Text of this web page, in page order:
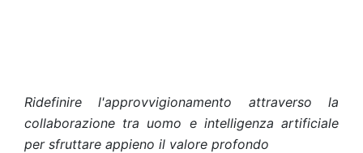
Ridefinire l'approvvigionamento attraverso la
collaborazione tra uomo e intelligenza artificiale
per sfruttare appieno il valore profondo